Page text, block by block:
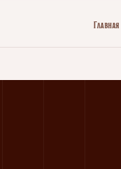
Главная